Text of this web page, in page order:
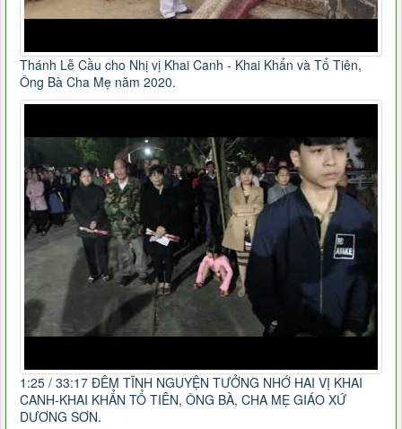
Thánh Lễ Cầu cho Nhị vị Khai Canh - Khai Khẩn và Tổ Tiên,
Ông Bà Cha Mẹ năm 2020.
1:25 / 33:17 ĐÊM TĨNH NGUYỆN TƯỞNG NHỚ HAI VỊ KHAI
CANH-KHAI KHẨN TỔ TIÊN, ÔNG BÀ, CHA MẸ GIÁO XỨ
DƯƠNG SƠN.